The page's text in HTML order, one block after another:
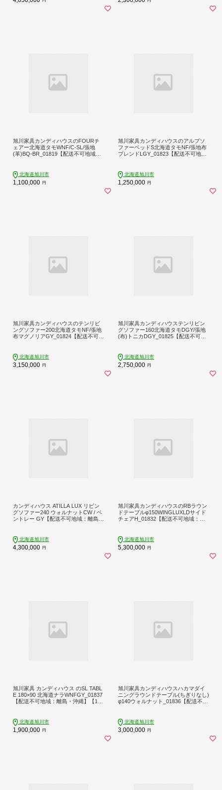
旭川家具カンディハウスのFOURチ
ェアー北海道タモWNF/C-SL/張地
(革)BQ-BR_01819【配送不可地域：
北海道旭川市
1,100,000 円
旭川家具カンディハウスのアルプソ
ファーベッドS北海道タモNF/張地布
ブレンドLGY_01823【配送不可地
北海道旭川市
1,250,000 円
旭川家具カンディハウスのテンリビ
ングソファー200北海道タモNF/張地
布マグノリアGY_01824【配送不可地
北海道旭川市
3,150,000 円
旭川家具カンディハウステンリビン
グソファー160北海道タモDGY/張地
(布)トニカDGY_01825【配送不可地
北海道旭川市
2,750,000 円
カンディハウス ATILLA LUX リビン
グソファー240 ウォルナットCW / ベ
ントレー GY【配送不可地域：離島・
北海道旭川市
4,300,000 円
旭川家具カンディハウスのRBラウン
ドテーブルφ150WINGLUXLDサイド
チェアH_01832【配送不可地域：離
北海道旭川市
5,300,000 円
旭川家具 カンディハウス のSL TABL
E 180×90 北海道ナラWNFGY_01837
【配送不可地域：離島・沖縄】【115
北海道旭川市
1,900,000 円
旭川家具カンディハウスハカマダイ
ニングラウンドテーブル(ちぎりなし)
φ140ウォルナット_01836【配送不可
北海道旭川市
3,000,000 円